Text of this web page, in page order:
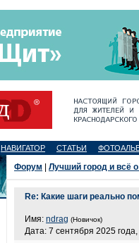
НАВИГАТОР СТАТЬИ
Форум Лучший город и всё
Re: Какие шаги реально
Имя: ndrag (Новичок)
Дата: 7 сентября 2025